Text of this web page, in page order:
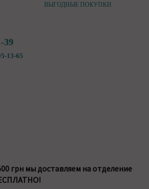
ВЫГОДНЫЕ ПОКУПКИ
39
13-65
грн мы доставляем на отделение